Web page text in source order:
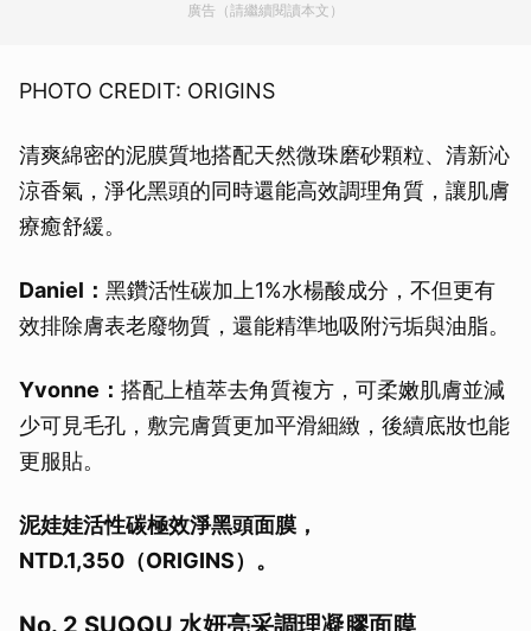
廣告（請繼續閱讀本文）
PHOTO CREDIT: ORIGINS
清爽綿密的泥膜質地搭配天然微珠磨砂顆粒、清新沁
涼香氣，淨化黑頭的同時還能高效調理角質，讓肌膚
療癒舒緩。
Daniel： 黑鑽活性碳加上1%水楊酸成分，不但更有
效排除膚表老廢物質，還能精準地吸附污垢與油脂。
Yvonne： 搭配上植萃去角質複方，可柔嫩肌膚並減
少可見毛孔，敷完膚質更加平滑細緻，後續底妝也能
更服貼。
泥娃娃活性碳極效淨黑頭面膜，
NTD.1,350（ORIGINS）。
No. 2 SUQQU 水妍亮采調理凝膠面膜